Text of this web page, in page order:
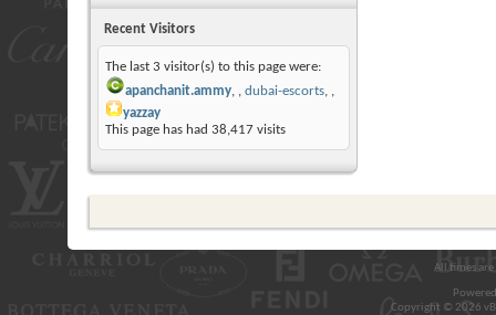
Recent Visitors
The last 3 visitor(s) to this page were:
apanchanit.ammy, dubai-escorts,
yazzay
This page has had 38,417visits
All times
Copyright © 2026